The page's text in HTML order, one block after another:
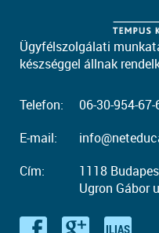
Ügyfélszolgálati
készséggel állnak
Telefon:
06-30-954-67-
E-mail:
Cím:
1118
Ugron Gábor